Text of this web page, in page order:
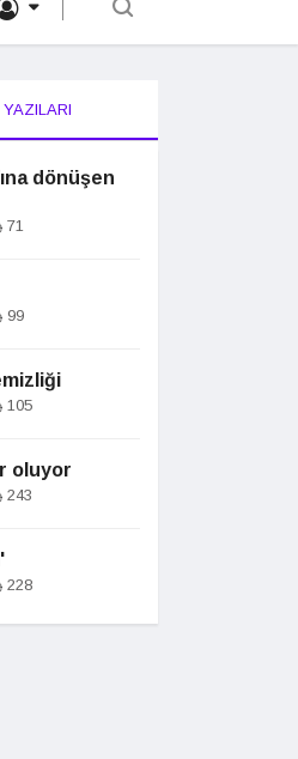
dönüşen
71
99
105
oluyor
243
228